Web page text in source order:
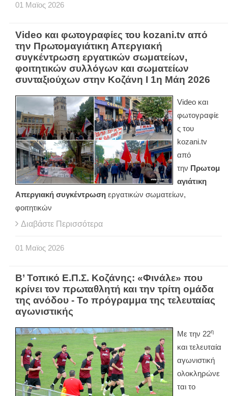
01 Μαϊος 2026
Video και φωτογραφίες του kozani.tv από
την Πρωτομαγιάτικη Απεργιακή
συγκέντρωση εργατικών σωματείων,
φοιτητικών συλλόγων και σωματείων
συνταξιούχων στην Κοζάνη Ι 1η Μάη 2026
Video και
φωτογραφίε
ς του
kozani.tv
από
την Πρωτομ
αγιάτικη
Απεργιακή συγκέντρωση εργατικών σωματείων,
φοιτητικών
Διαβάστε Περισσότερα
01 Μαϊος 2026
Β’ Τοπικό Ε.Π.Σ. Κοζάνης: «Φινάλε» που
κρίνει τον πρωταθλητή και την τρίτη ομάδα
της ανόδου - Το πρόγραμμα της τελευταίας
αγωνιστικής
Με την 22η
και τελευταία
αγωνιστική
ολοκληρώνε
ται το